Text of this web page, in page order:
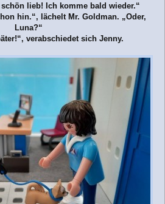
lieb! Ich komme bald wieder.“
hin.“, lächelt Mr. Goldman. „Oder,
Luna?“
verabschiedet sich Jenny.